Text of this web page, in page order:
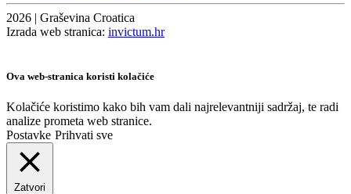
2026 | Graševina Croatica
Izrada web stranica: invictum.hr
Ova web-stranica koristi kolačiće
Kolačiće koristimo kako bih vam dali najrelevantniji sadržaj, te radi
analize prometa web stranice.
Postavke Prihvati sve
Zatvori